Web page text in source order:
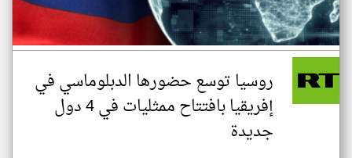
روسيا توسع حضورها الدبلوماسي في
إفريقيا بافتتاح ممثليات في 4 دول
جديدة